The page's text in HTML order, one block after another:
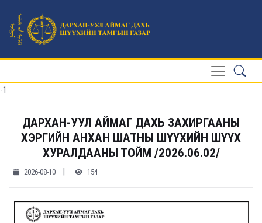
-1
ДАРХАН-УУЛ АЙМАГ ДАХЬ ЗАХИРГААНЫ
ХЭРГИЙН АНХАН ШАТНЫ ШҮҮХИЙН ШҮҮХ
ХУРАЛДААНЫ ТОЙМ /2026.06.02/
2026-08-10 | 154